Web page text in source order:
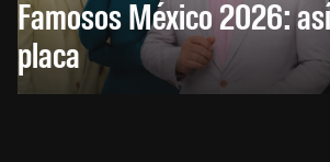
Famosos México 2026:
placa